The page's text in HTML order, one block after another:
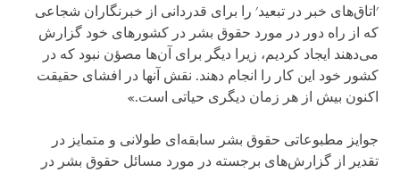
'اتاق‌های خبر در تبعید' را برای قدردانی از خبرنگاران شجاعی
که از راه دور در مورد حقوق بشر در کشورهای خود گزارش
می‌دهند ایجاد کردیم، زیرا دیگر برای آن‌ها مصؤن نبود که در
کشور خود این کار را انجام دهند. نقش آنها در افشای حقیقت
اکنون بیش از هر زمان دیگری حیاتی است.»
جوایز مطبوعاتی حقوق بشر سابقه‌ای طولانی و متمایز در
تقدیر از گزارش‌های برجسته در مورد مسائل حقوق بشر در